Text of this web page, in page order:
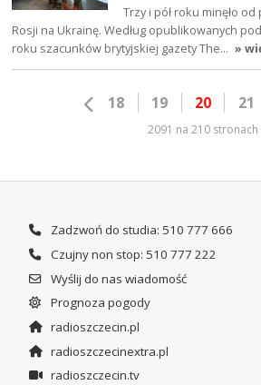
Trzy i pół roku minęło
Rosji na Ukrainę. Według opublikowanych
roku szacunków brytyjskiej gazety The… »
18 19 20 21
2091 na 210 stronach
Zadzwoń do studia: 510 777 666
Czujny non stop: 510 777 222
Wyślij do nas wiadomość
Prognoza pogody
radioszczecin.pl
radioszczecinextra.pl
radioszczecin.tv